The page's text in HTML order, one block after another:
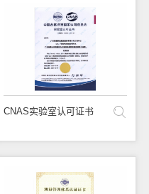
CNAS实验室认可证书